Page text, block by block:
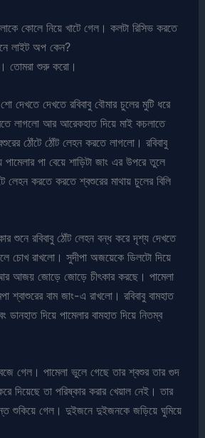
কোলে নিয়ে খাটে গেল। কলটা রিসিভ করতে
লাইট অপ কেন?
তোমরা শুরু করো।
দেখতে রবিবাবু বৌমার চুলের মুটি ধরে
লাগলো আর আরেকহাত দিয়ে মাই কচলাতে
ঠোঁটে ঠোঁট লেহন করতে লাগলো। রবিবাবু
পা বেয়ে শাড়িটা জাং এর উপরে তুলে
লেহন করতে করতে শ্বশুরের মাথায় চুলের বিলি
শুনে রবিবাবু ঠোঁট লেহন বন্ধ করে দৃশ্য দেখতে
চোখ রাখলো। সুদীপা অজয়েকে ডিলটো দিয়ে
আর আজয় জোড়ে জোড়ে চীৎকার করছে। পামেলা
শ্বাশুরের বাম জাং-এ রাখলো। রবিবাবু বামহাত
ডানহাত দিয়ে পামেলার বামহাত দিয়ে নিতম্ব
গেল। পামেলা ভুলে গেছে তার শ্বশুর তার গুদ
দিয়েছে তা পরিষ্কার করার খেয়াল নেই। তার
শুকিয়ে গেল। দুইজনে দুইজনকে জড়িয়ে ঘুমিয়ে